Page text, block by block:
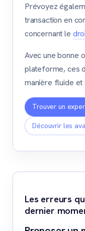
Prévoyez
transaction en
concernant le
Avec une bonne
plateforme, ces
manière fluide et
Trouver un
Découvrir les
Les erreurs
dernier